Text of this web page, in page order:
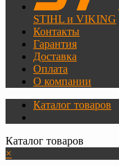
STIHL и VIKING
Контакты
Гарантия
Доставка
Оплата
О компании
Каталог товаров
Каталог товаров
×